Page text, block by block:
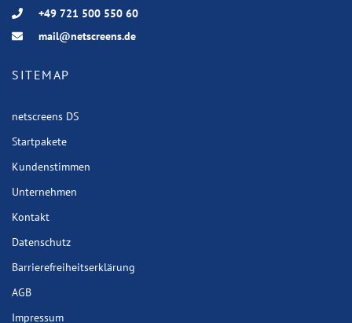
+49 721 500 550 60
mail@netscreens.de
SITEMAP
netscreens DS
Startpakete
Kundenstimmen
Unternehmen
Kontakt
Datenschutz
Barrierefreiheitserklärung
AGB
Impressum